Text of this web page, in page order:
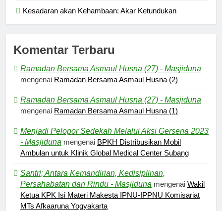
Kesadaran akan Kehambaan: Akar Ketundukan
Komentar Terbaru
Ramadan Bersama Asmaul Husna (27) - Masjiduna
mengenai Ramadan Bersama Asmaul Husna (2)
Ramadan Bersama Asmaul Husna (27) - Masjiduna
mengenai Ramadan Bersama Asmaul Husna (1)
Menjadi Pelopor Sedekah Melalui Aksi Gersena 2023
- Masjiduna mengenai BPKH Distribusikan Mobil
Ambulan untuk Klinik Global Medical Center Subang
Santri; Antara Kemandirian, Kedisiplinan,
Persahabatan dan Rindu - Masjiduna mengenai Wakil
Ketua KPK Isi Materi Makesta IPNU-IPPNU Komisariat
MTs Afkaaruna Yogyakarta